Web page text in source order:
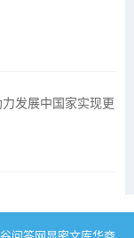
发展中国家实现更